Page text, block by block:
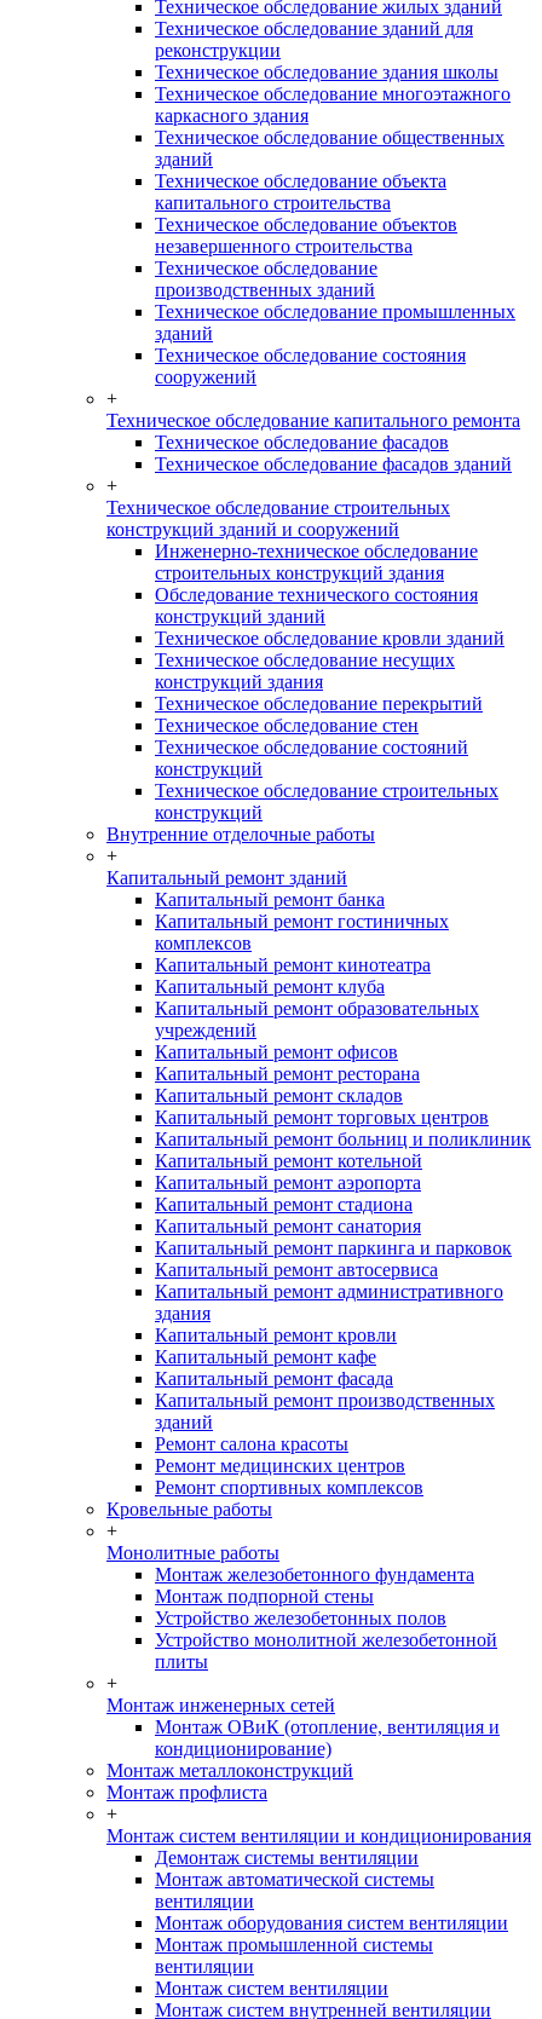
Техническое обследование жилых зданий
Техническое обследование зданий для
реконструкции
Техническое обследование здания школы
Техническое обследование многоэтажного
каркасного здания
Техническое обследование общественных
зданий
Техническое обследование объекта
капитального строительства
Техническое обследование объектов
незавершенного строительства
Техническое обследование
производственных зданий
Техническое обследование промышленных
зданий
Техническое обследование состояния
сооружений
+
Техническое обследование капитального ремонта
Техническое обследование фасадов
Техническое обследование фасадов зданий
+
Техническое обследование строительных
конструкций зданий и сооружений
Инженерно-техническое обследование
строительных конструкций здания
Обследование технического состояния
конструкций зданий
Техническое обследование кровли зданий
Техническое обследование несущих
конструкций здания
Техническое обследование перекрытий
Техническое обследование стен
Техническое обследование состояний
конструкций
Техническое обследование строительных
конструкций
Внутренние отделочные работы
+
Капитальный ремонт зданий
Капитальный ремонт банка
Капитальный ремонт гостиничных
комплексов
Капитальный ремонт кинотеатра
Капитальный ремонт клуба
Капитальный ремонт образовательных
учреждений
Капитальный ремонт офисов
Капитальный ремонт ресторана
Капитальный ремонт складов
Капитальный ремонт торговых центров
Капитальный ремонт больниц и поликлиник
Капитальный ремонт котельной
Капитальный ремонт аэропорта
Капитальный ремонт стадиона
Капитальный ремонт санатория
Капитальный ремонт паркинга и парковок
Капитальный ремонт автосервиса
Капитальный ремонт административного
здания
Капитальный ремонт кровли
Капитальный ремонт кафе
Капитальный ремонт фасада
Капитальный ремонт производственных
зданий
Ремонт салона красоты
Ремонт медицинских центров
Ремонт спортивных комплексов
Кровельные работы
+
Монолитные работы
Монтаж железобетонного фундамента
Монтаж подпорной стены
Устройство железобетонных полов
Устройство монолитной железобетонной
плиты
+
Монтаж инженерных сетей
Монтаж ОВиК (отопление, вентиляция и
кондиционирование)
Монтаж металлоконструкций
Монтаж профлиста
+
Монтаж систем вентиляции и кондиционирования
Демонтаж системы вентиляции
Монтаж автоматической системы
вентиляции
Монтаж оборудования систем вентиляции
Монтаж промышленной системы
вентиляции
Монтаж систем вентиляции
Монтаж систем внутренней вентиляции